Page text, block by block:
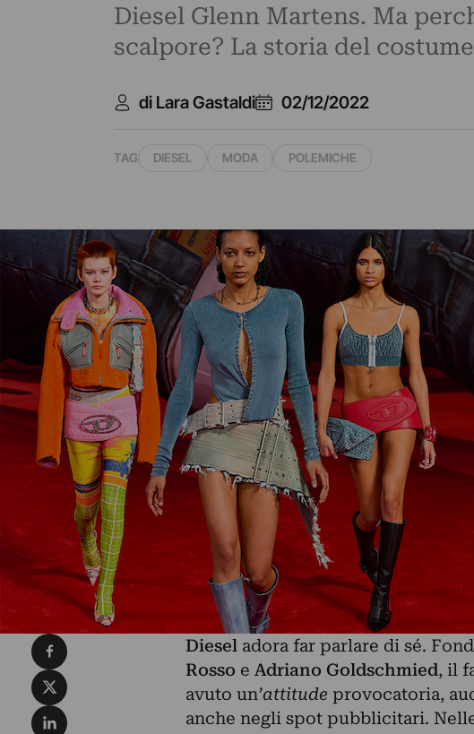
Diesel Glenn Martens. Ma
scalpore? La storia del
di Lara Gastaldi 02/12/2022
TAG DIESEL MODA POLEMICHE
Dieseladora far parlare di sé.
Rosso e Adriano Goldschmied, il
avuto un’attitude provocatoria,
anche negli spot pubblicitari.
Condividi su Facebook
Condividi su X
Condividi su LinkedIn